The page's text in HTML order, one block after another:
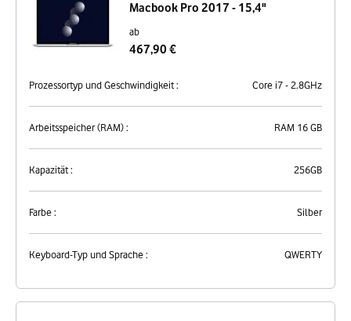
Macbook Pro 2017 - 15,4"
ab
467,90 €
Prozessortyp und Geschwindigkeit : Core i7 - 2.8GHz
Arbeitsspeicher (RAM) : RAM 16 GB
Kapazität : 256GB
Farbe : Silber
Keyboard-Typ und Sprache : QWERTY